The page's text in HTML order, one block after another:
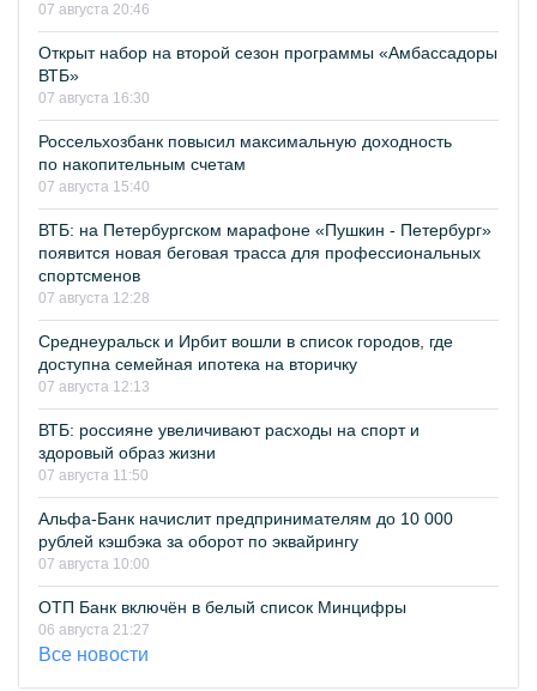
07 августа 20:46
Открыт набор на второй сезон программы «Амбассадоры
ВТБ»
07 августа 16:30
Россельхозбанк повысил максимальную доходность
по накопительным счетам
07 августа 15:40
ВТБ: на Петербургском марафоне «Пушкин - Петербург»
появится новая беговая трасса для профессиональных
спортсменов
07 августа 12:28
Среднеуральск и Ирбит вошли в список городов, где
доступна семейная ипотека на вторичку
07 августа 12:13
ВТБ: россияне увеличивают расходы на спорт и
здоровый образ жизни
07 августа 11:50
Альфа-Банк начислит предпринимателям до 10 000
рублей кэшбэка за оборот по эквайрингу
07 августа 10:00
ОТП Банк включён в белый список Минцифры
06 августа 21:27
Все новости